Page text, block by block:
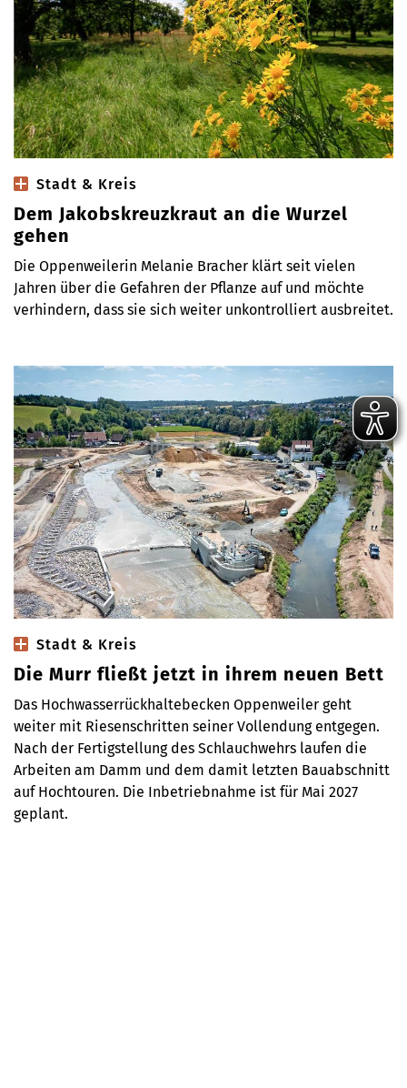
Stadt & Kreis
Dem Jakobskreuzkraut an die Wurzel
gehen
Die Oppenweilerin Melanie Bracher klärt seit vielen
Jahren über die Gefahren der Pflanze auf und möchte
verhindern, dass sie sich weiter unkontrolliert ausbreitet.
Stadt & Kreis
Die Murr fließt jetzt in ihrem neuen Bett
Das Hochwasserrückhaltebecken Oppenweiler geht
weiter mit Riesenschritten seiner Vollendung entgegen.
Nach der Fertigstellung des Schlauchwehrs laufen die
Arbeiten am Damm und dem damit letzten Bauabschnitt
auf Hochtouren. Die Inbetriebnahme ist für Mai 2027
geplant.